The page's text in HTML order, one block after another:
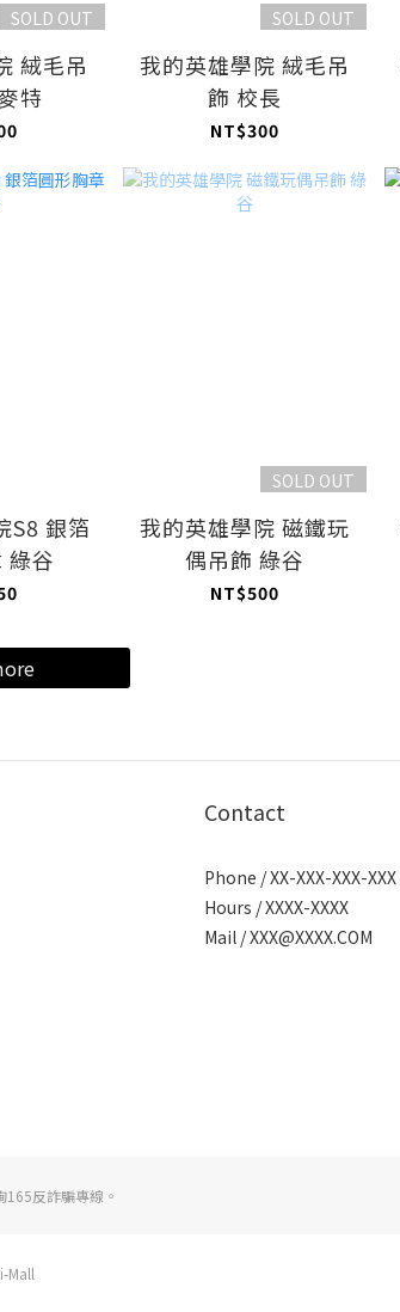
SOLD OUT
絨毛吊
特
SOLD OUT
我的英雄學院 絨毛吊
飾 校長
NT$300
S8 銀箔
綠谷
SOLD OUT
我的英雄學院 磁鐵玩
偶吊飾 綠谷
NT$500
Contact
Phone / XX-XXX-XXX-XXX
Hours / XXXX-XXXX
Mail / XXX@XXXX.COM
反詐騙專線。
Mall